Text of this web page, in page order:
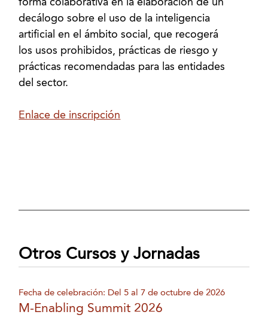
forma colaborativa en la elaboración de un
decálogo sobre el uso de la inteligencia
artificial en el ámbito social, que recogerá
los usos prohibidos, prácticas de riesgo y
prácticas recomendadas para las entidades
del sector.
Enlace de inscripción
Otros Cursos y Jornadas
Fecha de celebración: Del 5 al 7 de octubre de 2026
M-Enabling Summit 2026